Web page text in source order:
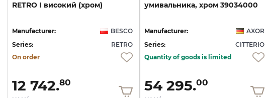
RETRO I високий (хром)
Manufacturer:
BESCO
Series:
RETRO
On order
12 742.80
умивальника, хром 39034000
Manufacturer:
AXOR
Series:
CITTERIO
Quantity of goods is limited
54 295.00